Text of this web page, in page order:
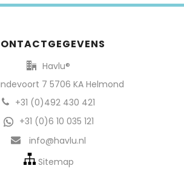
Havlu®
7 5706 KA Helmond
+31 (0)492 430 421
+31 (0)6 10 035 121
info@havlu.nl
Sitemap